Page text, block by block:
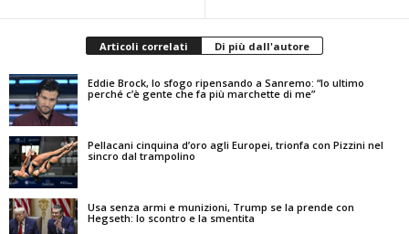
Articoli correlati Di più dall'autore
Eddie Brock, lo sfogo ripensando a Sanremo: “Io ultimo
perché c’è gente che fa più marchette di me”
Pellacani cinquina d’oro agli Europei, trionfa con Pizzini nel
sincro dal trampolino
Usa senza armi e munizioni, Trump se la prende con
Hegseth: lo scontro e la smentita